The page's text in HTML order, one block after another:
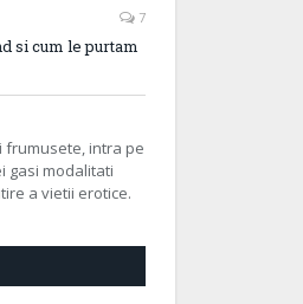
7
si cum le purtam
frumusete, intra pe
gasi modalitati
a vietii erotice.